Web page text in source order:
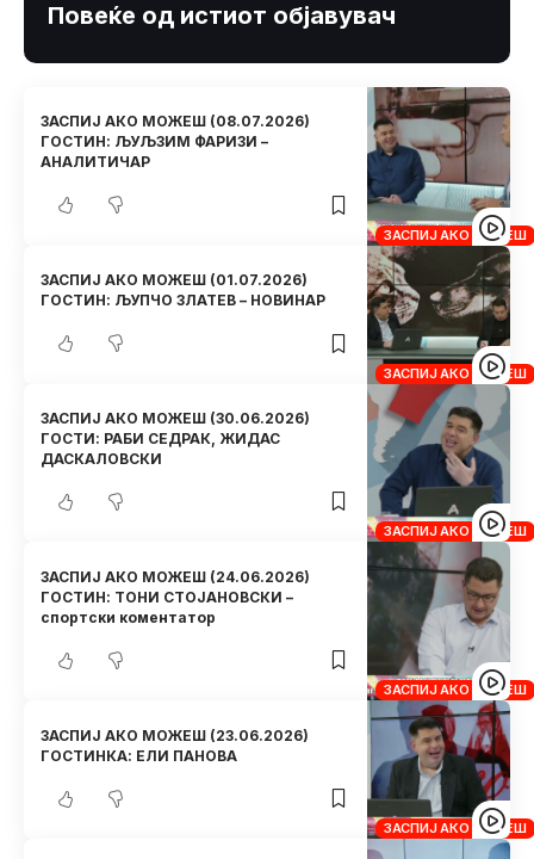
Повеќе од истиот објавувач
ЗАСПИЈ АКО МОЖЕШ
ЗАСПИЈ АКО МОЖЕШ (08.07.2026)
ГОСТИН: ЉУЉЗИМ ФАРИЗИ –
АНАЛИТИЧАР
ЗАСПИЈ АКО МОЖЕШ
ЗАСПИЈ АКО МОЖЕШ (01.07.2026)
ГОСТИН: ЉУПЧО ЗЛАТЕВ – НОВИНАР
ЗАСПИЈ АКО МОЖЕШ
ЗАСПИЈ АКО МОЖЕШ (30.06.2026)
ГОСТИ: РАБИ СЕДРАК, ЖИДАС
ДАСКАЛОВСКИ
ЗАСПИЈ АКО МОЖЕШ
ЗАСПИЈ АКО МОЖЕШ (24.06.2026)
ГОСТИН: ТОНИ СТОЈАНОВСКИ –
спортски коментатор
ЗАСПИЈ АКО МОЖЕШ
ЗАСПИЈ АКО МОЖЕШ (23.06.2026)
ГОСТИНКА: ЕЛИ ПАНОВА